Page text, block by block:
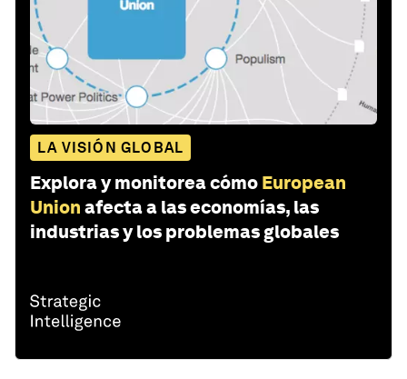
LA VISIÓN GLOBAL
Explora y monitorea cómo European
Union afecta a las economías, las
industrias y los problemas globales